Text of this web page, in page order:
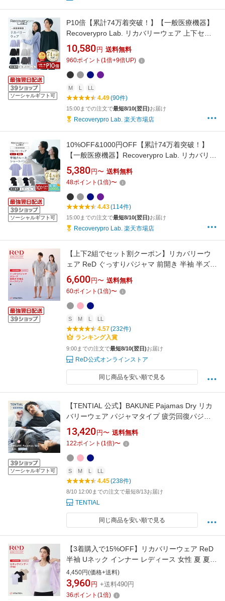
ソーシャルギフト可
P10倍【累計74万着突破！】【一般医療機器】
Recoverypro Lab. リカバリーウェア 上下セッ
ト（長袖クルーネック＆ロングパンツ）リブ付
リカバリーパジャマ 血行促進 リラックス 部屋
着 パジャマ トップス ボトムス レディース メン
ズ 疲労回復ウェア リカバリープロラボ
10,580 円 送料無料
960ポイント (1倍+9倍UP)
M L LL
4.49(90件)
15:00までの注文で最短8/10(翌日)お届け
Recoverypro Lab. 楽天市場店
ソーシャルギフト可
10%OFF&1000円OFF【累計74万着突破！】
【一般医療機器】Recoverypro Lab. リカバリー
ウェア メンズ レディース 上下セット（半袖ク
ルーネック＆ショートパンツ）リカバリーパジ
ャマ 血行促進 リラックス トップス ボトムス 疲
労回復ウェア リカバリープロラボ 宝島社
5,380 円〜 送料無料
48ポイント (1倍)〜
4.43(114件)
15:00までの注文で最短8/10(翌日)お届け
Recoverypro Lab. 楽天市場店
【上下2組でセット割クーポン】リカバリーウ
ェア ReD ぐっすりパジャマ 前開き 半袖 半ズボ
ン 上下セット 血行促進 疲労回復 前あき ルーム
ウェア メンズ レディース 男女兼用 誕生日 プレ
ゼント ギフト リカバリーパジャマ 一般医療機
器
6,600 円〜 送料無料
60ポイント (1倍)〜
S M L LL
4.57(232件)
ランキング入賞
9:00までの注文で最短8/10(翌日)お届け
ReD公式オンラインストア
同じ商品を安い順で見る
ソーシャルギフト可
【TENTIAL 公式】BAKUNE Pajamas Dry リカ
バリーウェア パジャマタイプ 疲労回復パジャ
マ メンズ レディース 上下セット 長袖 前開きパ
ジャマ テンシャルバクネ ユニセックス 前開き
タイプ ルームウェア 部屋着 健康 プレゼント ギ
フト 一般医療機器 血行促進
13,420 円〜 送料無料
122ポイント (1倍)〜
S M L LL
4.45(238件)
8/10 12:00までの注文で最短8/13お届け
TENTIAL
同じ商品を安い順で見る
【3着購入で15%OFF】リカバリーウェア ReD
半袖 Uネック インナー レディース 女性 夏 夏用
血行促進 疲労回復 下着 薄手 誕生日 プレゼント
ギフト 一般医療機器 大きいサイズ レッド公式
4,450円(価格+送料)
3,960 円 +送料490円
36ポイント (1倍)